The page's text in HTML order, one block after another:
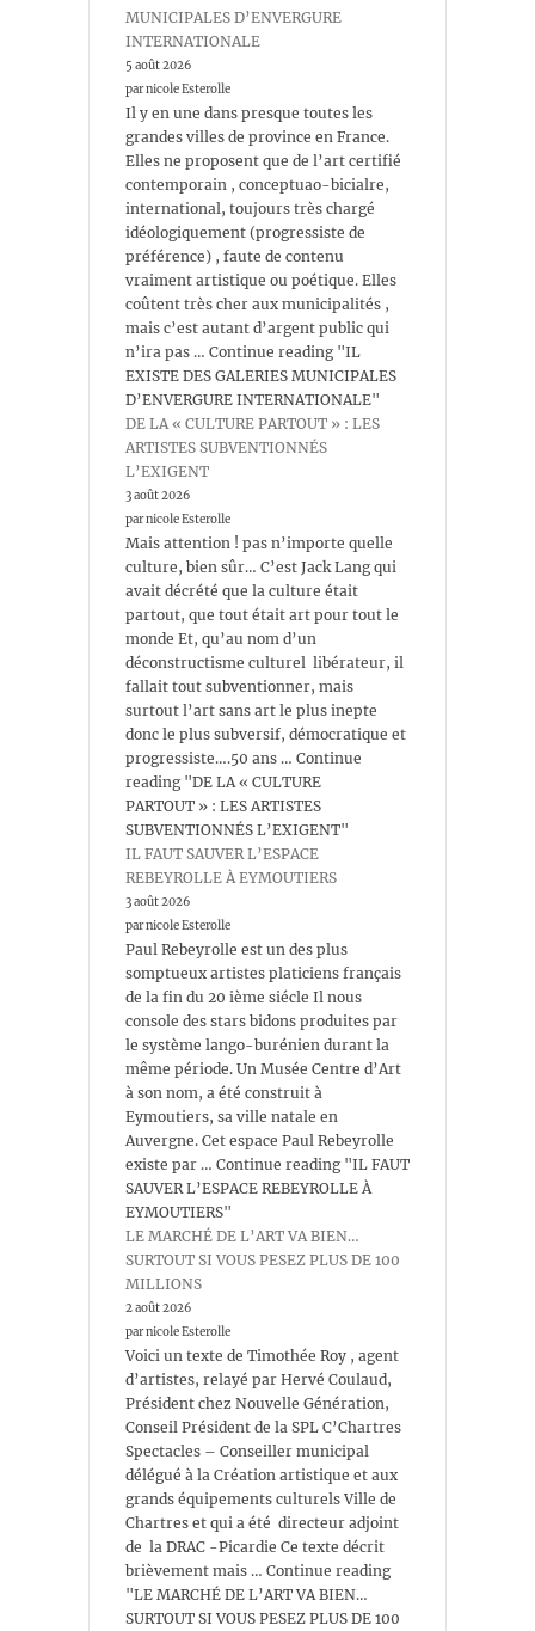
MUNICIPALES D’ENVERGURE
INTERNATIONALE
5 août 2026
par nicole Esterolle
Il y en une dans presque toutes les
grandes villes de province en France.
Elles ne proposent que de l’art certifié
contemporain , conceptuao-bicialre,
international, toujours très chargé
idéologiquement (progressiste de
préférence) , faute de contenu
vraiment artistique ou poétique. Elles
coûtent très cher aux municipalités ,
mais c’est autant d’argent public qui
n’ira pas … Continue reading "IL
EXISTE DES GALERIES MUNICIPALES
D’ENVERGURE INTERNATIONALE"
DE LA « CULTURE PARTOUT » : LES
ARTISTES SUBVENTIONNÉS
L’EXIGENT
3 août 2026
par nicole Esterolle
Mais attention ! pas n’importe quelle
culture, bien sûr… C’est Jack Lang qui
avait décrété que la culture était
partout, que tout était art pour tout le
monde Et, qu’au nom d’un
déconstructisme culturel libérateur, il
fallait tout subventionner, mais
surtout l’art sans art le plus inepte
donc le plus subversif, démocratique et
progressiste….50 ans … Continue
reading "DE LA « CULTURE
PARTOUT » : LES ARTISTES
SUBVENTIONNÉS L’EXIGENT"
IL FAUT SAUVER L’ESPACE
REBEYROLLE À EYMOUTIERS
3 août 2026
par nicole Esterolle
Paul Rebeyrolle est un des plus
somptueux artistes platiciens français
de la fin du 20 ième siécle Il nous
console des stars bidons produites par
le système lango-burénien durant la
même période. Un Musée Centre d’Art
à son nom, a été construit à
Eymoutiers, sa ville natale en
Auvergne. Cet espace Paul Rebeyrolle
existe par … Continue reading "IL FAUT
SAUVER L’ESPACE REBEYROLLE À
EYMOUTIERS"
LE MARCHÉ DE L’ART VA BIEN…
SURTOUT SI VOUS PESEZ PLUS DE 100
MILLIONS
2 août 2026
par nicole Esterolle
Voici un texte de Timothée Roy , agent
d’artistes, relayé par Hervé Coulaud,
Président chez Nouvelle Génération,
Conseil Président de la SPL C’Chartres
Spectacles – Conseiller municipal
délégué à la Création artistique et aux
grands équipements culturels Ville de
Chartres et qui a été directeur adjoint
de la DRAC -Picardie Ce texte décrit
brièvement mais … Continue reading
"LE MARCHÉ DE L’ART VA BIEN…
SURTOUT SI VOUS PESEZ PLUS DE 100